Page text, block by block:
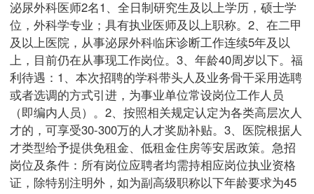
泌尿外科医师2名1、全日制研究生及以上学历，硕士学
位，外科学专业；具有执业医师及以上职称。2、在二甲
及以上医院，从事泌尿外科临床诊断工作连续5年及以
上，目前仍在从事现工作岗位。3、年龄40周岁以下。福
利待遇：1、本次招聘的学科带头人及业务骨干采用选聘
或者选调的方式引进，为事业单位常设岗位工作人员
（即编内人员）。2、按照相关规定认定为各类高层次人
才的，可享受30-300万的人才奖励补贴。3、医院根据人
才类型给予提供免租金、低租金住房等安居政策。急招
岗位及条件：所有岗位应聘者均需持相应岗位执业资格
证，除特别注明外，如为副高级职称以下年龄要求为45